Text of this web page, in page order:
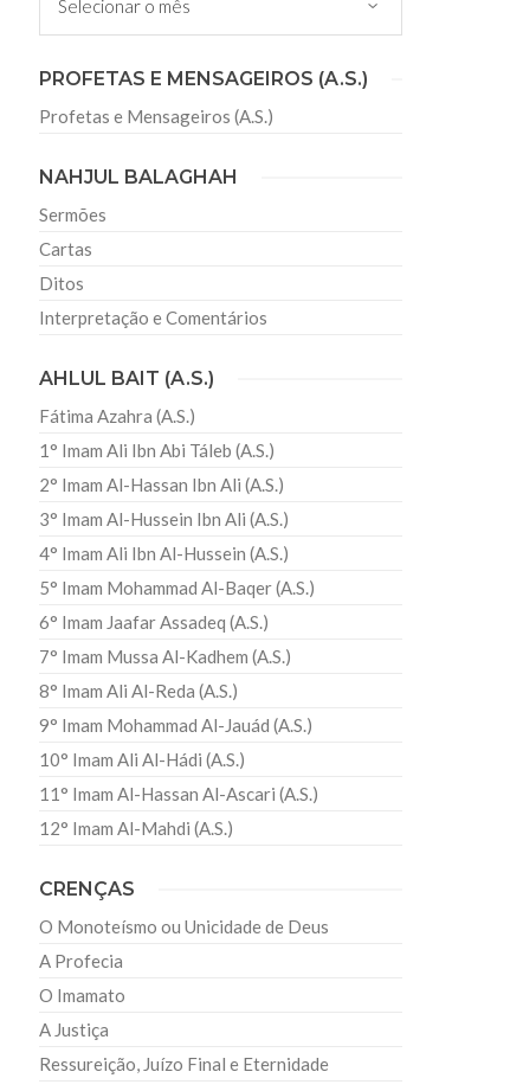
e irmãs um novo
recebe o ex-ministro das
Islâmica do Irã
o Centro Islâmico no Brasil recebeu em sua
das Relações Exteriores da República Islâmica
se visitando
PROFETAS E MENSAGEIROS (A.S.)
Profetas e Mensageiros (A.S.)
NAHJUL BALAGHAH
Sermões
Cartas
Ditos
Interpretação e Comentários
AHLUL BAIT (A.S.)
Fátima Azahra (A.S.)
1° Imam Ali Ibn Abi Táleb (A.S.)
2° Imam Al-Hassan Ibn Ali (A.S.)
3° Imam Al-Hussein Ibn Ali (A.S.)
4° Imam Ali Ibn Al-Hussein (A.S.)
5° Imam Mohammad Al-Baqer (A.S.)
6° Imam Jaafar Assadeq (A.S.)
7° Imam Mussa Al-Kadhem (A.S.)
8° Imam Ali Al-Reda (A.S.)
9° Imam Mohammad Al-Jauád (A.S.)
10° Imam Ali Al-Hádi (A.S.)
11° Imam Al-Hassan Al-Ascari (A.S.)
12° Imam Al-Mahdi (A.S.)
CRENÇAS
O Monoteísmo ou Unicidade de Deus
A Profecia
O Imamato
A Justiça
Ressureição, Juízo Final e Eternidade